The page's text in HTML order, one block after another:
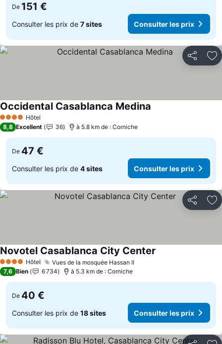
De 151 €
Consulter les prix de 7 sites Consulter les prix
Partager
4 Étoiles Hôtel
Occidental Casablanca Medina
8,8 Excellent 36 à 5.8 km de : Corniche
De 47 €
Consulter les prix de 4 sites Consulter les prix
Partager
4 Étoiles Hôtel Vues de la mosquée Hassan II
Novotel Casablanca City Center
7,6 Bien 6 734 à 5.3 km de : Corniche
De 40 €
Consulter les prix de 18 sites Consulter les prix